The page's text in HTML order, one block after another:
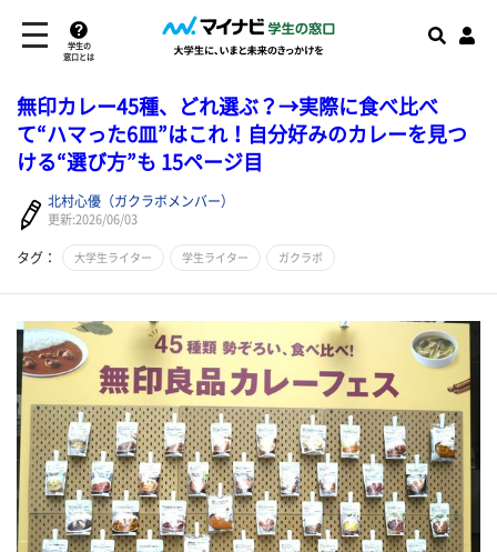
学生の
窓口とは
無印カレー45種、どれ選ぶ？→実際に食べ比べ
て“ハマった6皿”はこれ！自分好みのカレーを見つ
ける“選び方”も 15ページ目
北村心優（ガクラボメンバー）
更新:2026/06/03
タグ： 大学生ライター 学生ライター ガクラボ